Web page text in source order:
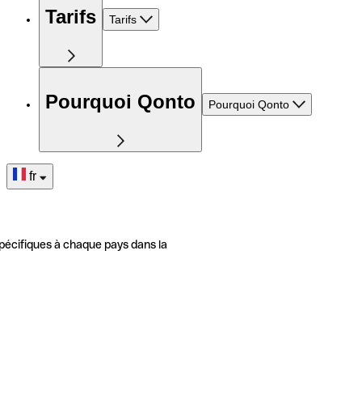
Tarifs Tarifs
Pourquoi Qonto Pourquoi Qonto
fr
à chaque pays dans la